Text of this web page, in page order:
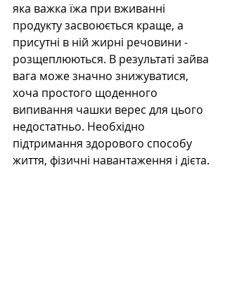
яка важка їжа при вживанні
продукту засвоюється краще, а
присутні в ній жирні речовини -
розщеплюються. В результаті зайва
вага може значно знижуватися,
хоча простого щоденного
випивання чашки верес для цього
недостатньо. Необхідно
підтримання здорового способу
життя, фізичні навантаження і дієта.